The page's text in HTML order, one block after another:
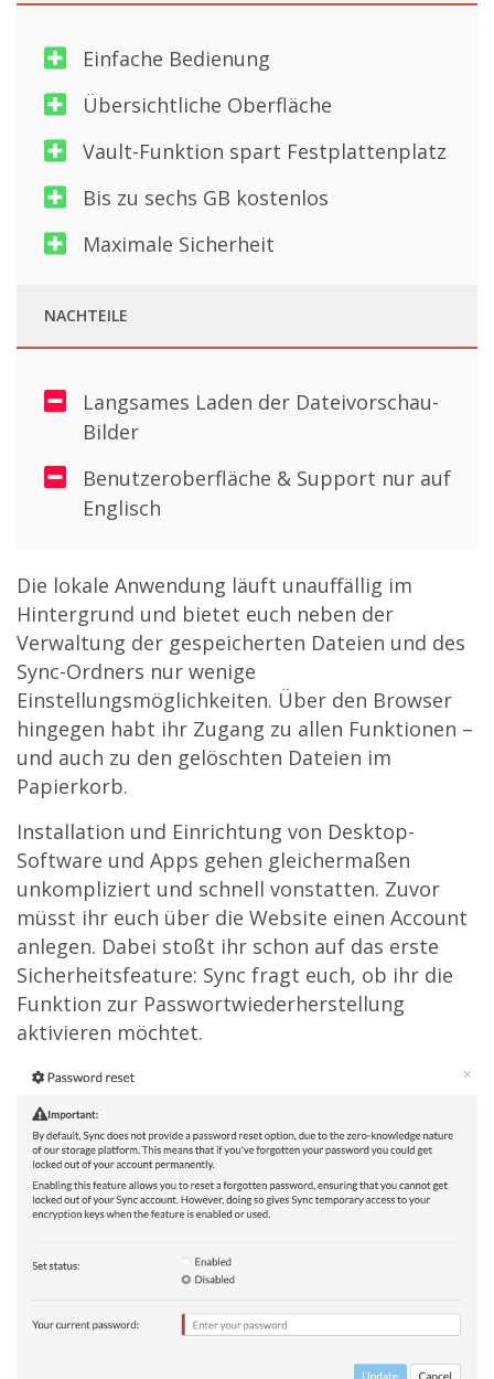
Einfache Bedienung
Übersichtliche Oberfläche
Vault-Funktion spart Festplattenplatz
Bis zu sechs GB kostenlos
Maximale Sicherheit
NACHTEILE
Langsames Laden der Dateivorschau-
Bilder
Benutzeroberfläche & Support nur auf
Englisch
Die lokale Anwendung läuft unauffällig im
Hintergrund und bietet euch neben der
Verwaltung der gespeicherten Dateien und des
Sync-Ordners nur wenige
Einstellungsmöglichkeiten. Über den Browser
hingegen habt ihr Zugang zu allen Funktionen –
und auch zu den gelöschten Dateien im
Papierkorb.
Installation und Einrichtung von Desktop-
Software und Apps gehen gleichermaßen
unkompliziert und schnell vonstatten. Zuvor
müsst ihr euch über die Website einen Account
anlegen. Dabei stoßt ihr schon auf das erste
Sicherheitsfeature: Sync fragt euch, ob ihr die
Funktion zur Passwortwiederherstellung
aktivieren möchtet.